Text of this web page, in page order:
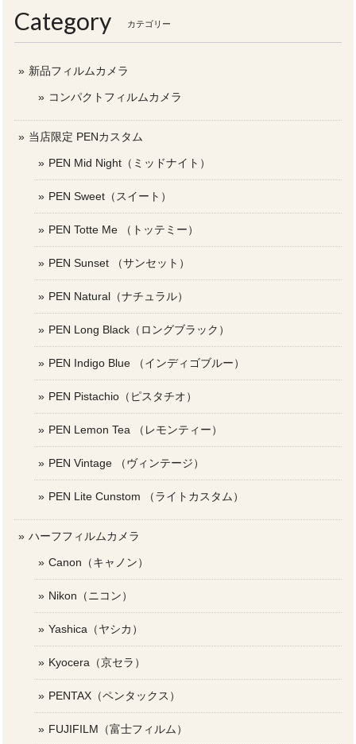
Category カテゴリー
新品フィルムカメラ
コンパクトフィルムカメラ
当店限定 PENカスタム
PEN Mid Night（ミッドナイト）
PEN Sweet（スイート）
PEN Totte Me （トッテミー）
PEN Sunset （サンセット）
PEN Natural（ナチュラル）
PEN Long Black（ロングブラック）
PEN Indigo Blue （インディゴブルー）
PEN Pistachio（ピスタチオ）
PEN Lemon Tea （レモンティー）
PEN Vintage （ヴィンテージ）
PEN Lite Cunstom （ライトカスタム）
ハーフフィルムカメラ
Canon（キャノン）
Nikon（ニコン）
Yashica（ヤシカ）
Kyocera（京セラ）
PENTAX（ペンタックス）
FUJIFILM（富士フィルム）